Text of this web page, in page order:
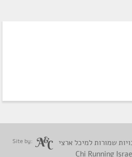
Site by:
שמורות למיכל ארצי
Chi Running